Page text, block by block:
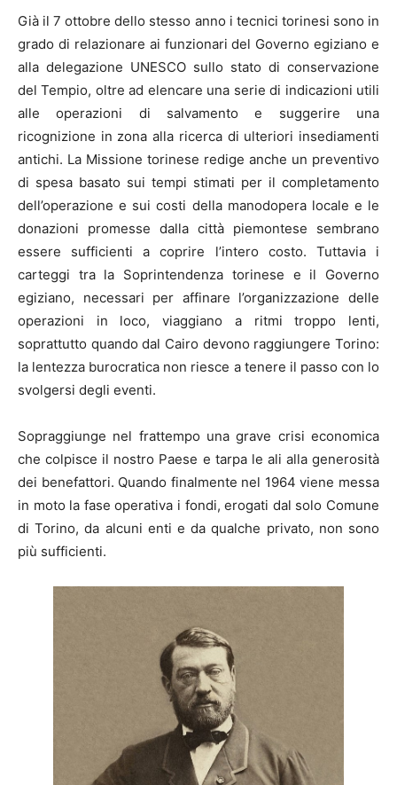
Già il 7 ottobre dello stesso anno i tecnici torinesi sono in
grado di relazionare ai funzionari del Governo egiziano e
alla delegazione UNESCO sullo stato di conservazione
del Tempio, oltre ad elencare una serie di indicazioni utili
alle operazioni di salvamento e suggerire una
ricognizione in zona alla ricerca di ulteriori insediamenti
antichi. La Missione torinese redige anche un preventivo
di spesa basato sui tempi stimati per il completamento
dell’operazione e sui costi della manodopera locale e le
donazioni promesse dalla città piemontese sembrano
essere sufficienti a coprire l’intero costo. Tuttavia i
carteggi tra la Soprintendenza torinese e il Governo
egiziano, necessari per affinare l’organizzazione delle
operazioni in loco, viaggiano a ritmi troppo lenti,
soprattutto quando dal Cairo devono raggiungere Torino:
la lentezza burocratica non riesce a tenere il passo con lo
svolgersi degli eventi.
Sopraggiunge nel frattempo una grave crisi economica
che colpisce il nostro Paese e tarpa le ali alla generosità
dei benefattori. Quando finalmente nel 1964 viene messa
in moto la fase operativa i fondi, erogati dal solo Comune
di Torino, da alcuni enti e da qualche privato, non sono
più sufficienti.